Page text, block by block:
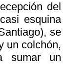
del
esquina
se
un colchón,
sumar un